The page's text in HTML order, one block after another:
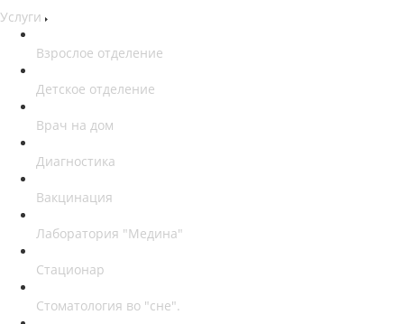
Услуги
Взрослое отделение
Детское отделение
Врач на дом
Диагностика
Вакцинация
Лаборатория "Медина"
Стационар
Стоматология во "сне".